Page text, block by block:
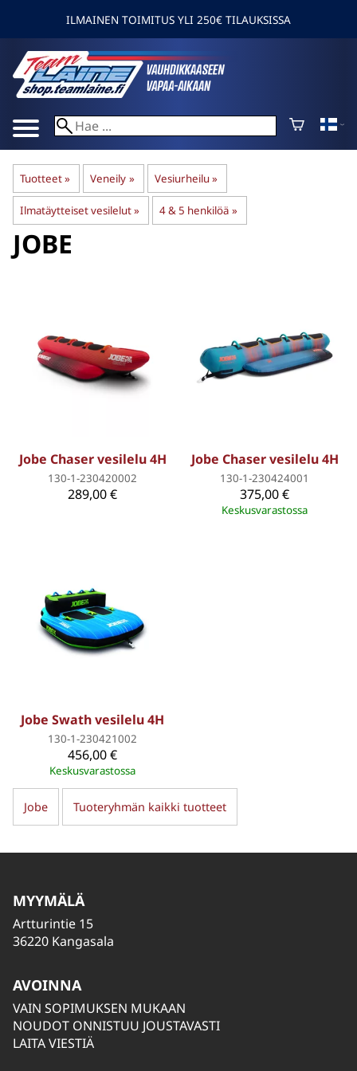
ILMAINEN TOIMITUS YLI 250€ TILAUKSISSA
Tuotteet‪» Veneily ‪» Vesiurheilu‪»
Ilmatäytteiset vesilelut‪» 4 & 5 henkilöä ‪»
JOBE
Jobe Chaser vesilelu 4H
130-1-230420002
289,00 €
Jobe Chaser vesilelu 4H
130-1-230424001
375,00 €
Keskusvarastossa
Jobe Swath vesilelu 4H
130-1-230421002
456,00 €
Keskusvarastossa
Jobe Tuoteryhmän kaikki tuotteet
MYYMÄLÄ
Artturintie 15
36220 Kangasala
AVOINNA
VAIN SOPIMUKSEN MUKAAN
NOUDOT ONNISTUU JOUSTAVASTI
LAITA VIESTIÄ